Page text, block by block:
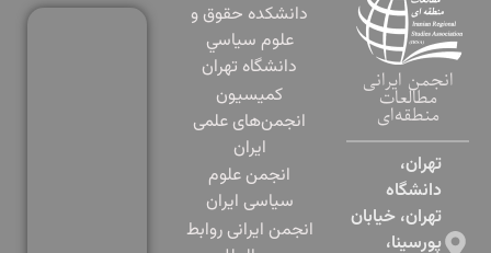
انجمن ایرانی
مطالعات
منطقه‌ای
تهران،
دانشگاه
تهران، خیابان
پورسینا،
دانشكده حقوق و
علوم سياسي
دانشگاه تهران
کمیسیون
انجمن‌های علمی
ایران
انجمن علوم
سیاسی ایران
انجمن ایرانی روابط